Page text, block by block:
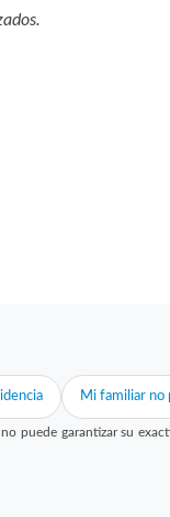
Mi familiar no
garantizar su